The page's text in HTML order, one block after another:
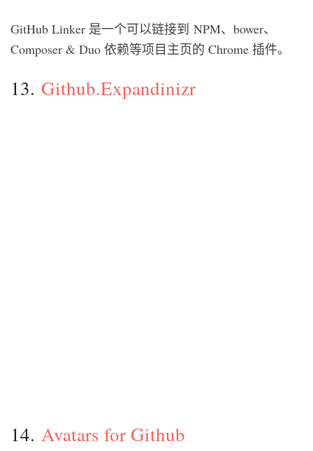
GitHub Linker 是一个可以链接到 NPM、bower、
Composer & Duo 依赖等项目主页的 Chrome 插件。
13. Github.Expandinizr
14. Avatars for Github